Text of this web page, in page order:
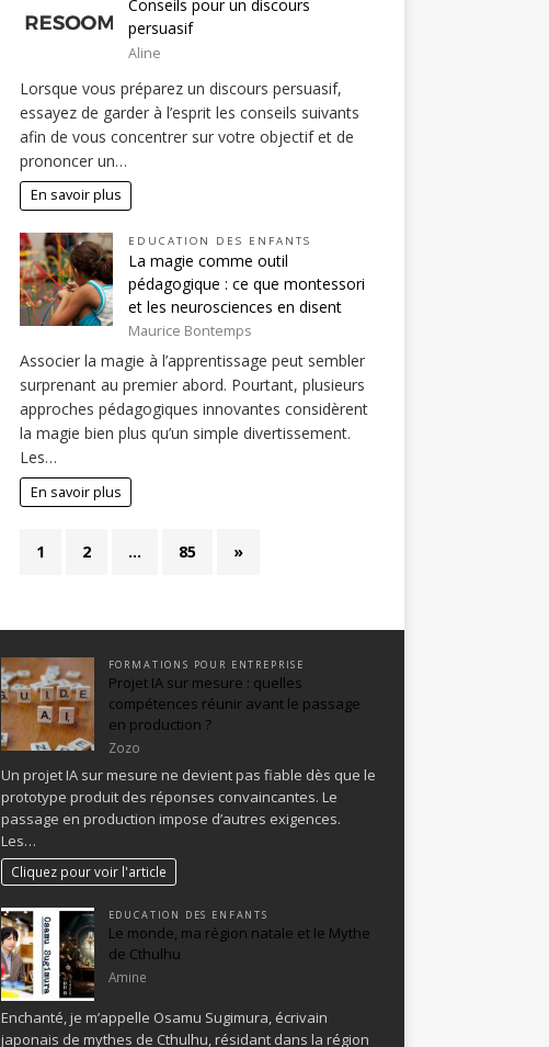
Conseils pour un discours
persuasif
Aline
Lorsque vous préparez un discours persuasif,
essayez de garder à l’esprit les conseils suivants
afin de vous concentrer sur votre objectif et de
prononcer un…
En savoir plus
EDUCATION DES ENFANTS
La magie comme outil
pédagogique : ce que montessori
et les neurosciences en disent
Maurice Bontemps
Associer la magie à l’apprentissage peut sembler
surprenant au premier abord. Pourtant, plusieurs
approches pédagogiques innovantes considèrent
la magie bien plus qu’un simple divertissement.
Les…
En savoir plus
1 2 … 85 »
FORMATIONS POUR ENTREPRISE
Projet IA sur mesure : quelles
compétences réunir avant le passage
en production ?
Zozo
Un projet IA sur mesure ne devient pas fiable dès que le
prototype produit des réponses convaincantes. Le
passage en production impose d’autres exigences.
Les…
Cliquez pour voir l'article
EDUCATION DES ENFANTS
Le monde, ma région natale et le Mythe
de Cthulhu
Amine
Enchanté, je m’appelle Osamu Sugimura, écrivain
japonais de mythes de Cthulhu, résidant dans la région